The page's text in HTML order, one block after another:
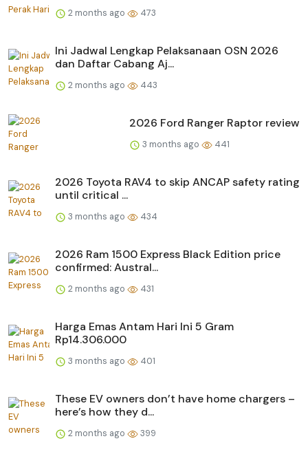
2 months ago 473
Ini Jadwal Lengkap Pelaksanaan OSN 2026
dan Daftar Cabang Aj...
2 months ago 443
2026 Ford Ranger Raptor review
3 months ago 441
2026 Toyota RAV4 to skip ANCAP safety rating
until critical ...
3 months ago 434
2026 Ram 1500 Express Black Edition price
confirmed: Austral...
2 months ago 431
Harga Emas Antam Hari Ini 5 Gram
Rp14.306.000
3 months ago 401
These EV owners don’t have home chargers –
here’s how they d...
2 months ago 399